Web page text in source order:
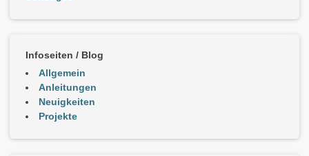
Infoseiten / Blog
Allgemein
Anleitungen
Neuigkeiten
Projekte